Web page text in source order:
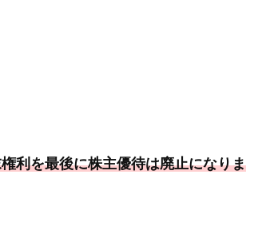
利を最後に株主優待は廃止になりま